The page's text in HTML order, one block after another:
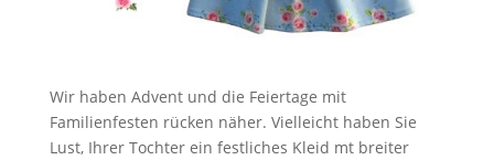
Wir haben Advent und die Feiertage mit
Familienfesten rücken näher. Vielleicht haben Sie
Lust, Ihrer Tochter ein festliches Kleid mt breiter